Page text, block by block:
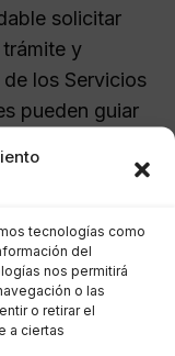
tecnologías como
del
nos permitirá
o las
o retirar el
a ciertas
solicitar
y
los Servicios
pueden guiar
se debe
(IMV), ya que
acceder
Si la